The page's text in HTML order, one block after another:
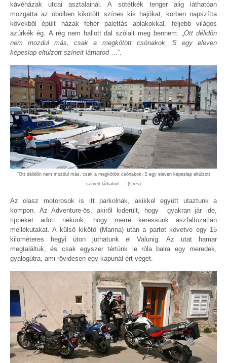
kávéházak utcai asztalainál. A sötétkék tenger alig láthatóan
mozgatta az öbölben kikötött színes kis hajókat, körben napszítta
kövekből épült házak fehér palettás ablakokkal, feljebb világos
azúrkék ég. A rég nem hallott dal szólalt meg bennem: „Ott délidőn
nem mozdul más, csak a megkötött csónakok, S egy eleven
képeslap eltúlzott színeit láthatod …”.
“Ott délidőn nem mozdul más, csak a megkötött csónakok, S egy eleven képeslap eltúlzott
színeit láthatod …” (Cres)
Az olasz motorosok is itt parkolnak, akikkel együtt utaztunk a
kompon. Az Adventure-ös, akiről kiderült, hogy gyakran jár ide,
tippeket adott nekünk, hogy merre keressünk aszfaltozatlan
mellékutakat. A külső kikötő (Marina) után a partot követve egy 15
kilométeres hegyi úton juthatunk el Valunig. Az utat hamar
megtaláltuk, és csak egyszer tértünk le róla balra egy meredek,
gyalogútra, ami rövidesen egy kapunál ért véget.